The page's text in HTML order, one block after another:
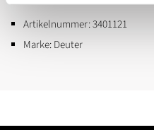
Artikelnummer:3401121
Marke:Deuter